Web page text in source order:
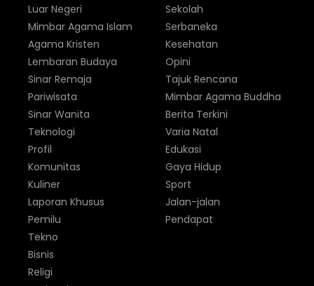
Luar Negeri
Sekolah
Mimbar Agama Islam
Agama Kristen
Lembaran Budaya
Sinar Remaja
Pariwisata
Sinar Wanita
Serbaneka
Kesehatan
Opini
Tajuk Rencana
Mimbar Agama Buddha
Berita Terkini
Teknologi
Profil
Komunitas
Kuliner
Laporan Khusus
Pemilu
Varia Natal
Edukasi
Gaya Hidup
Sport
Jalan-jalan
Pendapat
Tekno
Bisnis
Religi